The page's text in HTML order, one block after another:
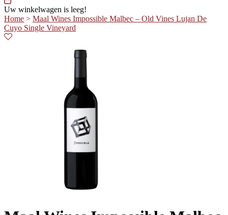
Uw winkelwagen is leeg!
Home > Maal Wines Impossible Malbec – Old Vines Lujan De
Cuyo Single Vineyard